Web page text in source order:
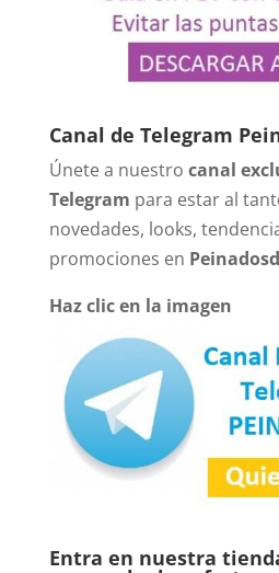
Canal de Telegram
Únete a nuestro canal
Telegram para estar al
novedades, looks,
promociones en
Haz clic en la imagen
Entra en nuestra